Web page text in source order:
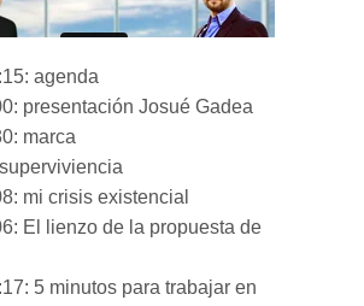
agenda
presentación Josué Gadea
marca
mi crisis existencial
El lienzo de la propuesta de
5 minutos para trabajar en